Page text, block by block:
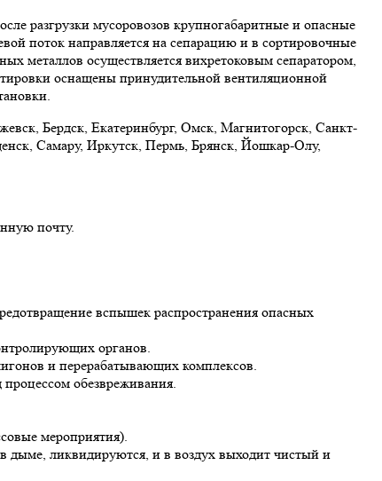
разгрузки мусоровозов крупногабаритные и опасные
поток направляется на сепарацию и в сортировочные
металлов осуществляется вихретоковым сепаратором,
оснащены принудительной вентиляционной
Бердск, Екатеринбург, Омск, Магнитогорск, Санкт-
Самару, Иркутск, Пермь, Брянск, Йошкар-Олу,
почту.
вспышек распространения опасных
органов.
и перерабатывающих комплексов.
обезвреживания.
мероприятия).
дыме, ликвидируются, и в воздух выходит чистый и